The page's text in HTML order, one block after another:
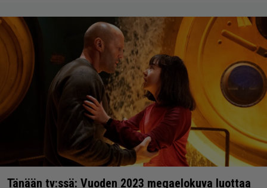
Tänään tv:ssä: Vuoden 2023 megaelokuva luottaa